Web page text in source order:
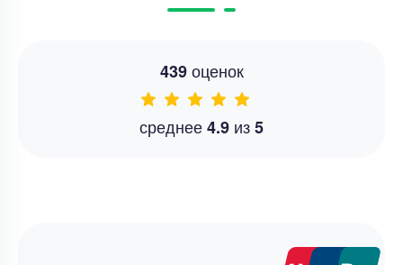
439оценок
среднее4.9 из5